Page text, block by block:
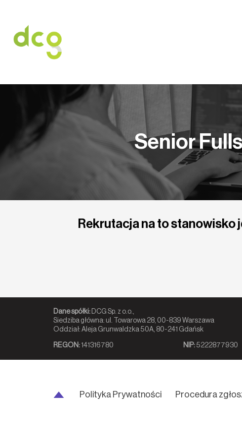
Senior
Rekrutacja na to stanowisko
Dane spółki:DCG Sp. z o.o.,
Siedziba główna: ul. Towarowa 28, 00-839 Warszawa
Oddział: Aleja Grunwaldzka 50A, 80-241 Gdańsk
REGON:141316780 NIP:5222877930
Polityka Prywatności Procedura